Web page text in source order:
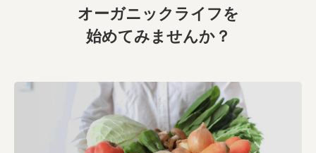
オーガニックライフを
始めてみませんか？